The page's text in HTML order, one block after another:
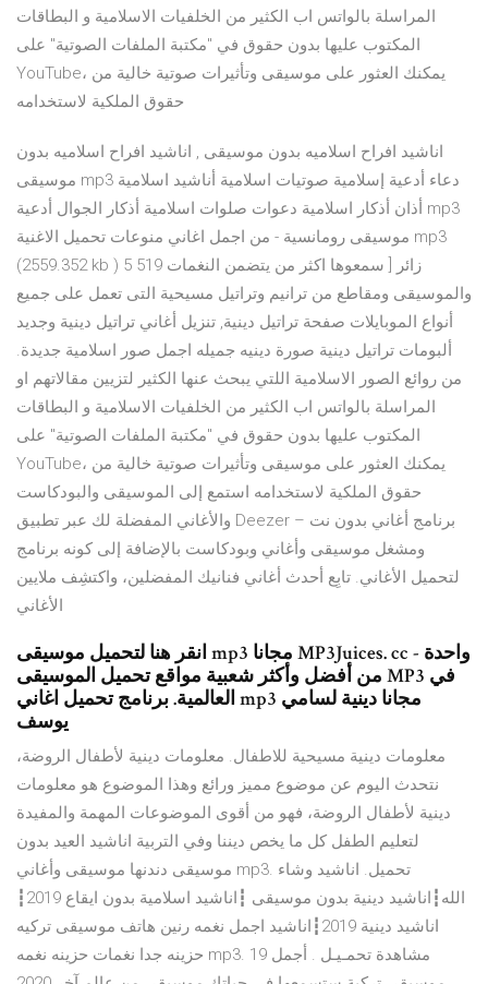
المراسلة بالواتس اب الكثير من الخلفيات الاسلامية و البطاقات
المكتوب عليها بدون حقوق في "مكتبة الملفات الصوتية" على
YouTube، يمكنك العثور على موسيقى وتأثيرات صوتية خالية من
حقوق الملكية لاستخدامه
اناشيد افراح اسلاميه بدون موسيقى , اناشيد افراح اسلاميه بدون
موسيقى mp3 دعاء أدعية إسلامية صوتيات اسلامية أناشيد اسلامية
أذان أذكار اسلامية دعوات صلوات اسلامية أذكار الجوال أدعية mp3
موسيقى رومانسية - من اجمل اغاني منوعات تحميل الاغنية mp3
(2559.352 kb ) 5 519 زائر [ سمعوها اكثر من يتضمن النغمات
والموسيقى ومقاطع من ترانيم وتراتيل مسيحية التى تعمل على جميع
أنواع الموبايلات صفحة تراتيل دينية, تنزيل أغاني تراتيل دينية وجديد
ألبومات تراتيل دينية صورة دينيه جميله اجمل صور اسلامية جديدة.
من روائع الصور الاسلامية اللتي يبحث عنها الكثير لتزيين مقالاتهم او
المراسلة بالواتس اب الكثير من الخلفيات الاسلامية و البطاقات
المكتوب عليها بدون حقوق في "مكتبة الملفات الصوتية" على
YouTube، يمكنك العثور على موسيقى وتأثيرات صوتية خالية من
حقوق الملكية لاستخدامه استمع إلى الموسيقى والبودكاست
والأغاني المفضلة لك عبر تطبيق Deezer – برنامج أغاني بدون نت
ومشغل موسيقى وأغاني وبودكاست بالإضافة إلى كونه برنامج
لتحميل الأغاني. تابِع أحدث أغاني فنانيك المفضلين، واكتشِف ملايين
الأغاني
انقر هنا لتحميل موسيقى mp3 مجانا MP3Juices. cc - واحدة
من أفضل وأكثر شعبية مواقع تحميل الموسيقى MP3 في
العالمية. برنامج تحميل اغاني mp3 مجانا دينية لسامي
يوسف
معلومات دينية مسيحية للاطفال. معلومات دينية لأطفال الروضة،
نتحدث اليوم عن موضوع مميز ورائع وهذا الموضوع هو معلومات
دينية لأطفال الروضة، فهو من أقوى الموضوعات المهمة والمفيدة
لتعليم الطفل كل ما يخص ديننا وفي التربية اناشيد العيد بدون
موسيقى دندنها موسيقى وأغاني mp3. تحميل. اناشيد وشاء
الله┇اناشيد دينية بدون موسيقى ┇اناشيد اسلامية بدون ايقاع 2019┇
اناشيد دينية 2019┇اناشيد اجمل نغمه رنين هاتف موسيقى تركيه
حزينه جدا نغمات حزينه نغمه mp3. مشاهدة تحمـيـل . أجمل 19